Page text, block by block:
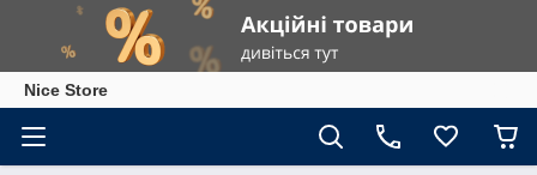
Nice Store